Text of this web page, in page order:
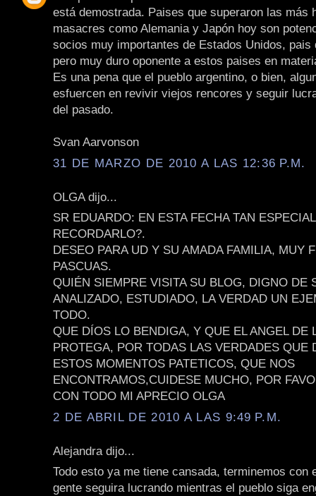
está demostrada. Paises que superaron las más
masacres como Alemania y Japón hoy son
socios muy importantes de Estados Unidos, pais
pero muy duro oponente a estos paises en
Es una pena que el pueblo argentino, o bien,
esfuercen en revivir viejos rencores y seguir
del pasado.
Svan Aarvonson
31 DE MARZO DE 2010 A LAS 12:36 P.M.
OLGA dijo...
SR EDUARDO: EN ESTA FECHA TAN
RECORDARLO?.
DESEO PARA UD Y SU AMADA FAMILIA, MUY
PASCUAS.
QUIÉN SIEMPRE VISITA SU BLOG, DIGNO DE
ANALIZADO, ESTUDIADO, LA VERDAD UN
TODO.
QUE DÍOS LO BENDIGA, Y QUE EL ANGEL DE
PROTEGA, POR TODAS LAS VERDADES QUE
ESTOS MOMENTOS PATETICOS, QUE NOS
ENCONTRAMOS,CUIDESE MUCHO, POR
CON TODO MI APRECIO OLGA
2 DE ABRIL DE 2010 A LAS 9:49 P.M.
Alejandra dijo...
Todo esto ya me tiene cansada, terminemos con
gente seguira lucrando mientras el pueblo siga